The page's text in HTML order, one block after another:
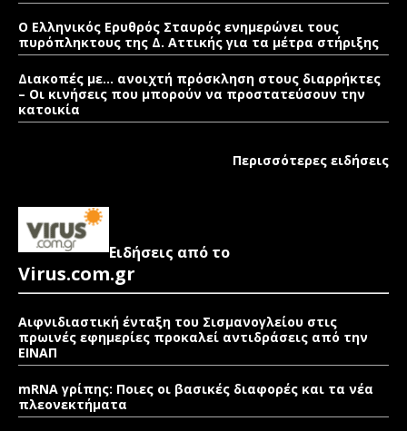
Ο Ελληνικός Ερυθρός Σταυρός ενημερώνει τους
πυρόπληκτους της Δ. Αττικής για τα μέτρα στήριξης
Διακοπές με… ανοιχτή πρόσκληση στους διαρρήκτες
– Οι κινήσεις που μπορούν να προστατεύσουν την
κατοικία
Περισσότερες ειδήσεις
Ειδήσεις από το
Virus.com.gr
Αιφνιδιαστική ένταξη του Σισμανογλείου στις
πρωινές εφημερίες προκαλεί αντιδράσεις από την
ΕΙΝΑΠ
mRNA γρίπης: Ποιες οι βασικές διαφορές και τα νέα
πλεονεκτήματα